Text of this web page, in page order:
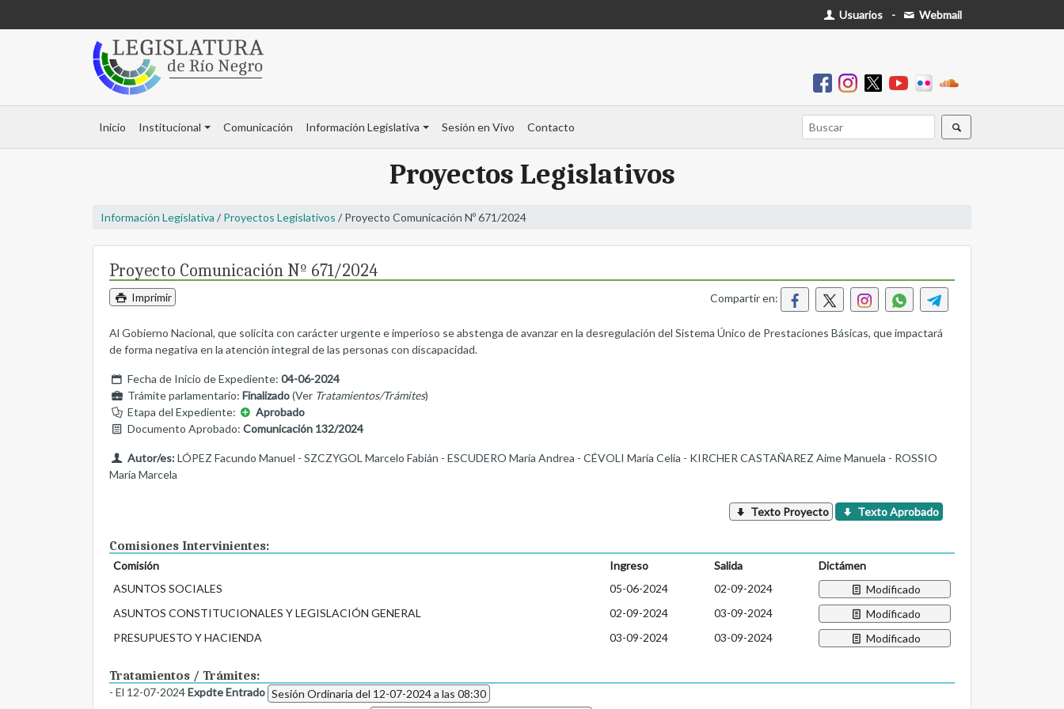
Usuarios - Webmail
Inicio Institucional Comunicación Información Legislativa Sesión en Vivo Contacto
Proyectos Legislativos
Información Legislativa / Proyectos Legislativos / Proyecto Comunicación Nº 671/2024
Proyecto Comunicación Nº 671/2024
Imprimir Compartir en:
Al Gobierno Nacional, que solicita con carácter urgente e imperioso se abstenga de avanzar en la desregulación del Sistema Único de Prestaciones Básicas, que impactará
de forma negativa en la atención integral de las personas con discapacidad.
Fecha de Inicio de Expediente: 04-06-2024
Trámite parlamentario: Finalizado(Ver Tratamientos/Trámites)
Etapa del Expediente:
Aprobado
Documento Aprobado: Comunicación 132/2024
Autor/es:LÓPEZ Facundo Manuel - SZCZYGOL Marcelo Fabián - ESCUDERO María Andrea - CÉVOLI María Celia - KIRCHER CASTAÑAREZ Aime Manuela - ROSSIO
María Marcela
Texto Proyecto Texto Aprobado
Comisiones Intervinientes:
Comisión Ingreso Salida
Dictámen
ASUNTOS SOCIALES
05-06-2024 02-09-2024
Modificado
ASUNTOS CONSTITUCIONALES Y LEGISLACIÓN GENERAL
02-09-2024 03-09-2024
Modificado
PRESUPUESTO Y HACIENDA
03-09-2024 03-09-2024 Modificado
Tratamientos / Trámites:
- El 12-07-2024Expdte Entrado Sesión Ordinaria del 12-07-2024 a las 08:30